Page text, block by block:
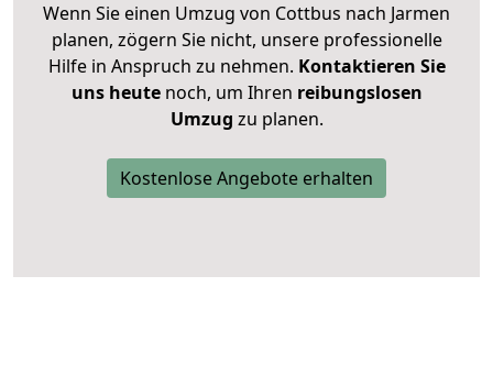
Wenn Sie einen Umzug von Cottbus nach Jarmen
planen, zögern Sie nicht, unsere professionelle
Hilfe in Anspruch zu nehmen. Kontaktieren Sie
uns heutenoch, um Ihren reibungslosen
Umzug zu planen.
Kostenlose Angebote erhalten